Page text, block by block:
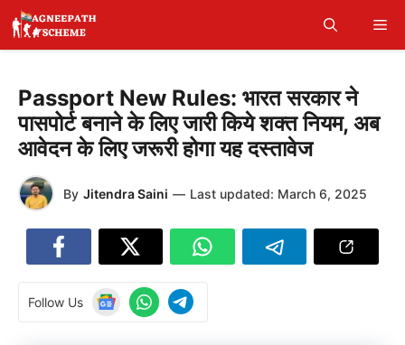
Skip
content
Passport New Rules: भारत सरकार ने
पासपोर्ट बनाने के लिए जारी किये शक्त नियम, अब
आवेदन के लिए जरूरी होगा यह दस्तावेज
By Jitendra Saini — Last updated: March 6, 2025
Follow Us